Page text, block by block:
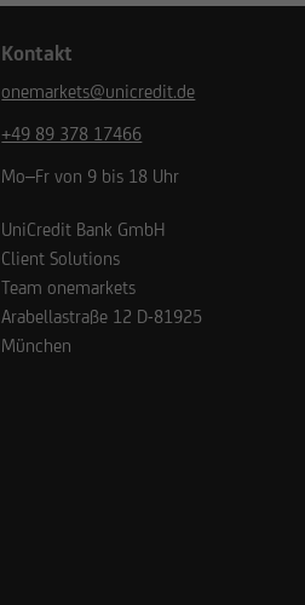
Kontakt
onemarkets@unicredit.de
+49 89 378 17466
Mo–Fr von 9 bis 18 Uhr
UniCredit Bank GmbH
Client Solutions
Team onemarkets
Arabellastraße 12 D-81925
München